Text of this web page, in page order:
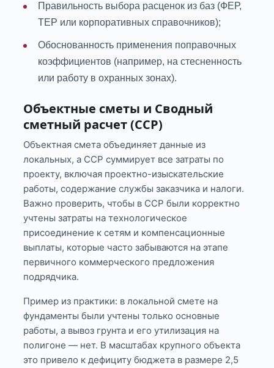
Правильность выбора расценок из баз (ФЕР,
ТЕР или корпоративных справочников);
Обоснованность применения поправочных
коэффициентов (например, на стесненность
или работу в охранных зонах).
Объектные сметы и Сводный
сметный расчет (ССР)
Объектная смета объединяет данные из
локальных, а ССР суммирует все затраты по
проекту, включая проектно-изыскательские
работы, содержание службы заказчика и налоги.
Важно проверить, чтобы в ССР были корректно
учтены затраты на технологическое
присоединение к сетям и компенсационные
выплаты, которые часто забываются на этапе
первичного коммерческого предложения
подрядчика.
Пример из практики: в локальной смете на
фундаменты были учтены только основные
работы, а вывоз грунта и его утилизация на
полигоне — нет. В масштабах крупного объекта
это привело к дефициту бюджета в размере 2,5